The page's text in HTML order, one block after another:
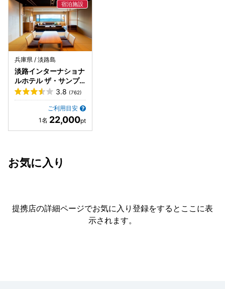
兵庫県 / 淡路島
淡路インターナショナ
ルホテル ザ・サンプ
ラザ
3.8 (762)
ご利用目安
22,000
お気に入り
提携店の詳細ページでお気に入り登録をすると ここに表
示されます。